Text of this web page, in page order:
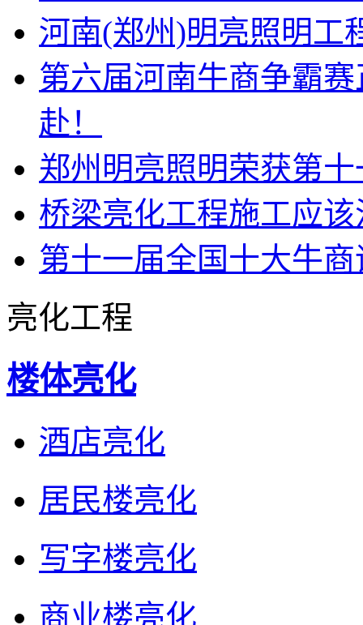
河南(郑州)明亮照明工
第六届河南牛商争霸
赴！
郑州明亮照明荣获第
桥梁亮化工程施工应
第十一届全国十大牛
亮化工程
楼体亮化
酒店亮化
居民楼亮化
写字楼亮化
商业楼亮化